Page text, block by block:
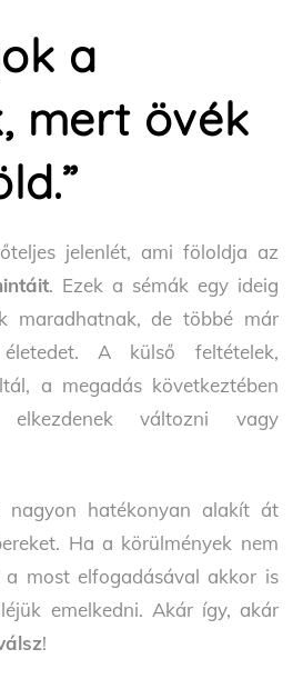
a
mert övék
jelenlét, ami föloldja az
. Ezek a sémák egy ideig
maradhatnak, de többé már
A külső feltételek,
a megadás következtében
elkezdenek változni vagy
nagyon hatékonyan alakít át
Ha a körülmények nem
most elfogadásával akkor is
emelkedni. Akár így, akár
!